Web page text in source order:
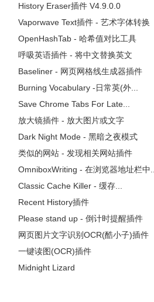
History Eraser插件 V4.9.0.0
Vaporwave Text插件 - 艺术字体转换
OpenHashTab - 哈希值对比工具
呼吸英语插件 - 将中文替换英文
Baseliner - 网页网格线生成器插件
Burning Vocabulary -日常英(外...
Save Chrome Tabs For Late...
放大镜插件 - 放大图片或文字
Dark Night Mode - 黑暗之夜模式
类似的网站 - 发现相关网站插件
OmniboxWriting - 在浏览器地址栏中...
Classic Cache Killer - 缓存...
Recent History插件
Please stand up - 倒计时提醒插件
网页图片文字识别OCR(酷小子)插件
一键读图(OCR)插件
Midnight Lizard